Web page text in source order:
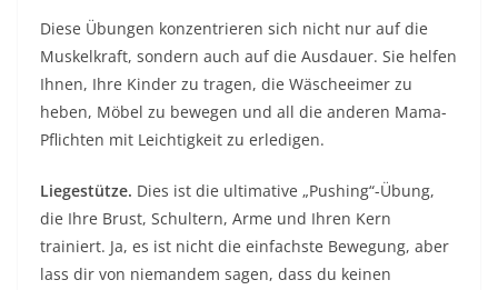
Diese Übungen konzentrieren sich nicht nur auf die
Muskelkraft, sondern auch auf die Ausdauer. Sie helfen
Ihnen, Ihre Kinder zu tragen, die Wäscheeimer zu
heben, Möbel zu bewegen und all die anderen Mama-
Pflichten mit Leichtigkeit zu erledigen.
Liegestütze. Dies ist die ultimative „Pushing“-Übung,
die Ihre Brust, Schultern, Arme und Ihren Kern
trainiert. Ja, es ist nicht die einfachste Bewegung, aber
lass dir von niemandem sagen, dass du keinen